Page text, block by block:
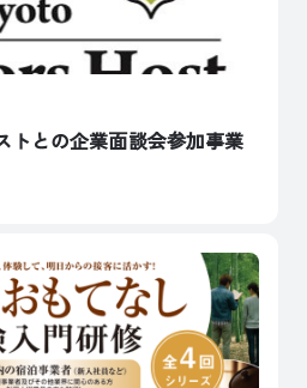
トとの企業面談会参加事業